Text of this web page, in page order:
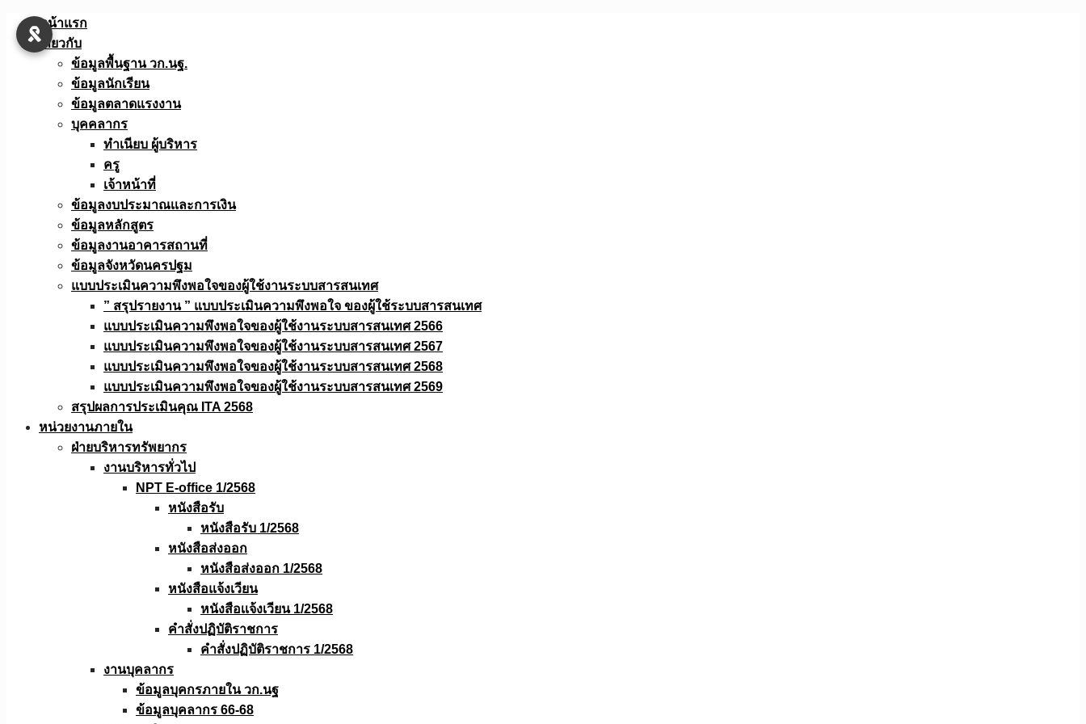
Skip
หน้าแรก
เกี่ยวกับ
ข้อมูลพื้นฐาน วก.นฐ.
ข้อมูลนักเรียน
ข้อมูลตลาดแรงงาน
บุคคลากร
ทำเนียบ ผู้บริหาร
ครู
เจ้าหน้าที่
ข้อมูลงบประมาณเเละการเงิน
ข้อมูลหลักสูตร
ข้อมูลงานอาคารสถานที่
ข้อมูลจังหวัดนครปฐม
แบบประเมินความพึงพอใจของผู้ใช้งานระบบสารสนเทศ
” สรุปรายงาน ” แบบประเมินความพึงพอใจ ของผู้ใช้ระบบสารสนเทศ
แบบประเมินความพึงพอใจของผู้ใช้งานระบบสารสนเทศ 2566
แบบประเมินความพึงพอใจของผู้ใช้งานระบบสารสนเทศ 2567
แบบประเมินความพึงพอใจของผู้ใช้งานระบบสารสนเทศ 2568
แบบประเมินความพึงพอใจของผู้ใช้งานระบบสารสนเทศ 2569
สรุปผลการประเมินคุณ ITA 2568
หน่วยงานภายใน
ฝ่ายบริหารทรัพยากร
งานบริหารทั่วไป
NPT E-office 1/2568
หนังสือรับ
หนังสือรับ 1/2568
หนังสือส่งออก
หนังสือส่งออก 1/2568
หนังสือแจ้งเวียน
หนังสือเเจ้งเวียน 1/2568
คำสั่งปฏิบัติราชการ
คำสั่งปฏิบัติราชการ 1/2568
งานบุคลากร
ข้อมูลบุคกรภายใน วก.นฐ
ข้อมูลบุคลากร 66-68